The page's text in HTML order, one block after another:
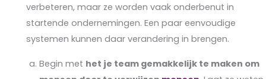
verbeteren, maar ze worden vaak onderbenut in
startende ondernemingen. Een paar eenvoudige
systemen kunnen daar verandering in brengen.
Begin met het je team gemakkelijk te maken om